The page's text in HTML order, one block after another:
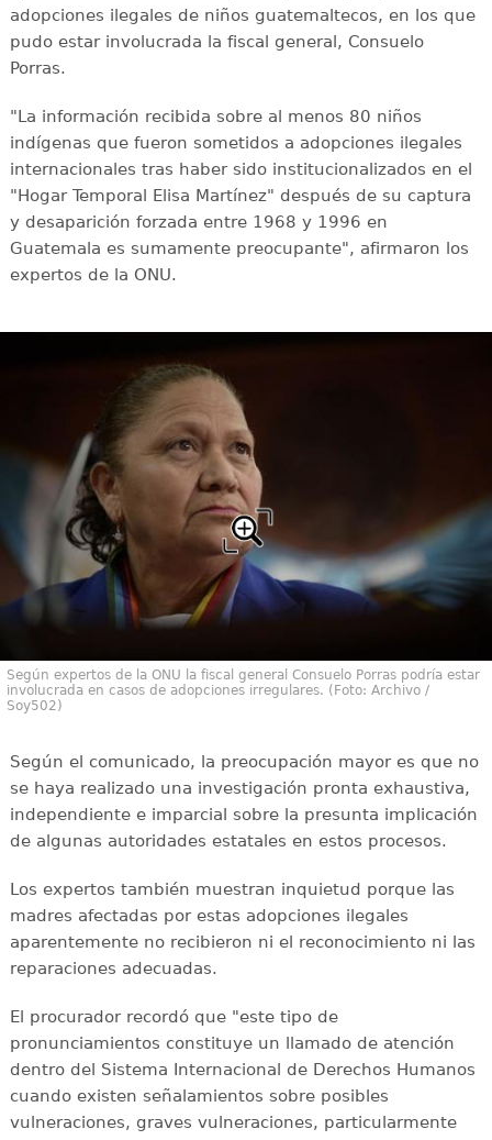
adopciones ilegales de niños guatemaltecos, en los que
pudo estar involucrada la fiscal general, Consuelo
Porras.
"La información recibida sobre al menos 80 niños
indígenas que fueron sometidos a adopciones ilegales
internacionales tras haber sido institucionalizados en el
"Hogar Temporal Elisa Martínez" después de su captura
y desaparición forzada entre 1968 y 1996 en
Guatemala es sumamente preocupante", afirmaron los
expertos de la ONU.
Según expertos de la ONU la fiscal general Consuelo Porras podría estar
involucrada en casos de adopciones irregulares. (Foto: Archivo /
Soy502)
Según el comunicado, la preocupación mayor es que no
se haya realizado una investigación pronta exhaustiva,
independiente e imparcial sobre la presunta implicación
de algunas autoridades estatales en estos procesos.
Los expertos también muestran inquietud porque las
madres afectadas por estas adopciones ilegales
aparentemente no recibieron ni el reconocimiento ni las
reparaciones adecuadas.
El procurador recordó que "este tipo de
pronunciamientos constituye un llamado de atención
dentro del Sistema Internacional de Derechos Humanos
cuando existen señalamientos sobre posibles
vulneraciones, graves vulneraciones, particularmente